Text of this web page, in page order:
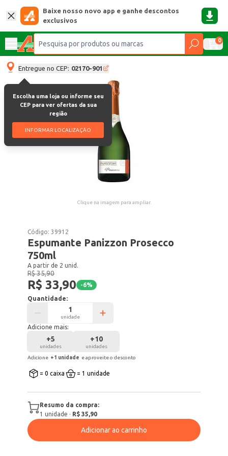
Baixe nosso novo app e ganhe descontos
exclusivos
0
Entregue no CEP: 02170-901
Escolha uma loja ou informe seu
CEP para ver ofertas da sua
região
INFORMAR LOCALIZAÇÃO
Clique na imagem para ampliar.
Código:39912
Espumante Panizzon Prosecco
750ml
A partir de 2 unid.
R$ 35,90
R$ 33,90 -6%
Quantidade:
unidade
Adicione mais:
+5
unidades
+10
unidades
Adicione +1 unidade e aproveite o desconto
= 0 caixa = 1 unidade
Resumo da compra:
1 unidade · R$ 35,90
Adicionar ao carrinho